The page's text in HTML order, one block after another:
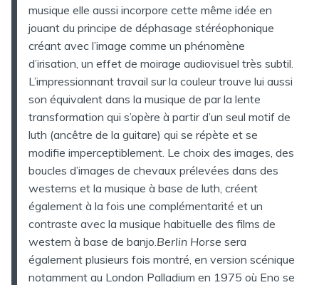
musique elle aussi incorpore cette même idée en
jouant du principe de déphasage stéréophonique
créant avec l’image comme un phénomène
d’irisation, un effet de moirage audiovisuel très subtil.
L’impressionnant travail sur la couleur trouve lui aussi
son équivalent dans la musique de par la lente
transformation qui s’opère à partir d’un seul motif de
luth (ancêtre de la guitare) qui se répète et se
modifie imperceptiblement. Le choix des images, des
boucles d’images de chevaux prélevées dans des
westerns et la musique à base de luth, créent
également à la fois une complémentarité et un
contraste avec la musique habituelle des films de
western à base de banjo. Berlin Horse sera
également plusieurs fois montré, en version scénique
notamment au London Palladium en 1975 où Eno se